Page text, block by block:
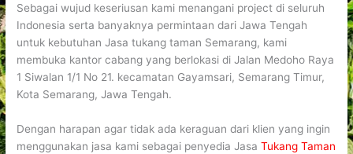
Sebagai wujud keseriusan kami menangani project di seluruh
Indonesia serta banyaknya permintaan dari Jawa Tengah
untuk kebutuhan Jasa tukang taman Semarang, kami
membuka kantor cabang yang berlokasi di Jalan Medoho Raya
1 Siwalan 1/1 No 21. kecamatan Gayamsari, Semarang Timur,
Kota Semarang, Jawa Tengah.
Dengan harapan agar tidak ada keraguan dari klien yang ingin
menggunakan jasa kami sebagai penyedia JasaTukang Taman